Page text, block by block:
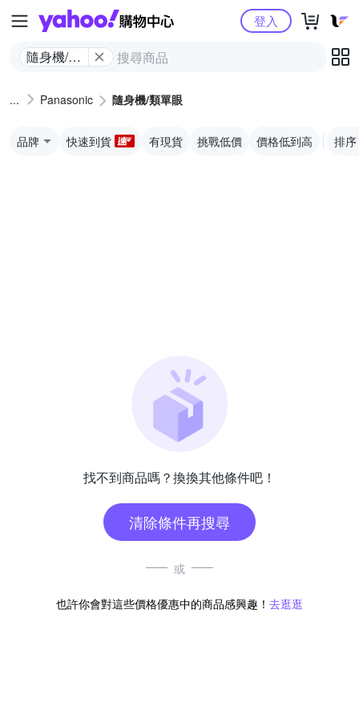
Yahoo購物中心
隨身機/類
登入
Panasonic 隨身機/類單眼
品牌 快速到貨 有現貨 挑戰低價 價格低到高 排序
找不到商品嗎？換換其他條件吧！
清除條件再搜尋
或
也許你會對這些價格優惠中的商品感興趣！ 去逛逛